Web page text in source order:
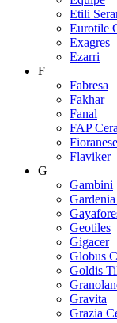
Etili
Eurotile
Exagres
Ezarri
F
Fabresa
Fakhar
Fanal
FAP
Fioranese
Flaviker
G
Gambini
Geotiles
Gigacer
Globus
Goldis
Gravita
Grazia